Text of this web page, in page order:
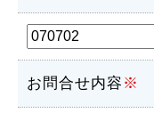
お問合せ内容 ※